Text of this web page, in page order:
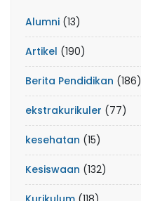
Alumni (13)
Artikel (190)
Berita Pendidikan (186)
ekstrakurikuler (77)
kesehatan (15)
Kesiswaan (132)